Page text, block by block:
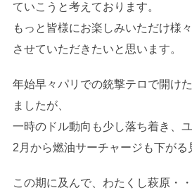
ていこうと考えております。
もっと皆様にお楽しみいただけ様
させていただきたいと思います。
年始早々パリでの銃撃テロで開け
ましたが、
一時のドル動向も少し落ち着き、
2月から燃油サーチャージも下がる
この期に及んで、わたくし萩原・